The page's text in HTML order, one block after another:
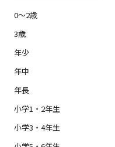
0～2歳
3歳
年少
年中
年長
小学1・2年生
小学3・4年生